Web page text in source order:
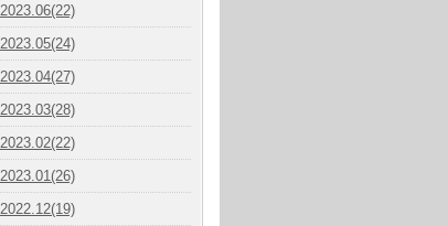
2023.06(22)
2023.05(24)
2023.04(27)
2023.03(28)
2023.02(22)
2023.01(26)
2022.12(19)